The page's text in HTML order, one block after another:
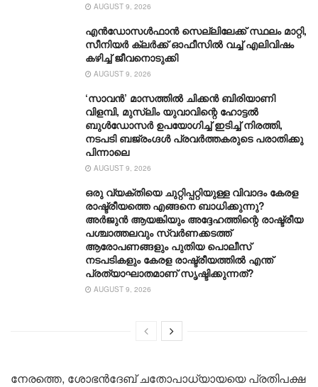
AUGUST 9, 2026
എൻഡോസൾഫാൻ സെല്ലിലേക്ക് സ്ഥലം മാറ്റി,
സീനിയർ ക്ലർക്ക് ഓഫീസിൽ വച്ച് എലിവിഷം
കഴിച്ച് ജീവനൊടുക്കി
AUGUST 9, 2026
‘സാവന്‍’ മാസത്തില്‍ ചിക്കന്‍ ബിരിയാണി
വിളമ്പി, മുസ്ലിം യുവാവിന്റെ ഹോട്ടല്‍
ബുൾഡോസർ ഉപയോഗിച്ച് ഇടിച്ച് നിരത്തി,
നടപടി ബജ്‌രംഗ്ദള്‍ പ്രവര്‍ത്തകരുടെ പരാതിക്കു
പിന്നാലെ
AUGUST 9, 2026
ഒരു വ്യക്തിയെ ചുറ്റിപ്പറ്റിയുള്ള വിവാദം കേരള
രാഷ്ട്രീയത്തെ എങ്ങനെ ബാധിക്കുന്നു?
അർജുൻ ആയങ്കിയും അദ്ദേഹത്തിന്റെ രാഷ്ട്രീയ
പശ്ചാത്തലവും സ്വർണക്കടത്ത്
ആരോപണങ്ങളും പുതിയ പൊലീസ്
നടപടികളും കേരള രാഷ്ട്രീയത്തിൽ എന്ത്
പ്രത്യാഘാതമാണ് സൃഷ്ടിക്കുന്നത്?
AUGUST 9, 2026
നേരത്തെ, ശോഭൻദേബ് ചതോപാധ്യായയെ പ്രതിപക്ഷ